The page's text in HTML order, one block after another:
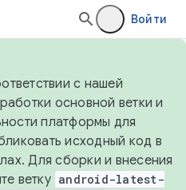
Войти
с нашей
основной ветки и
платформы для
исходный код в
Для сборки и внесения
ветку android-latest-